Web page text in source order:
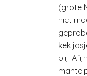
(grote
niet
kek
blij.